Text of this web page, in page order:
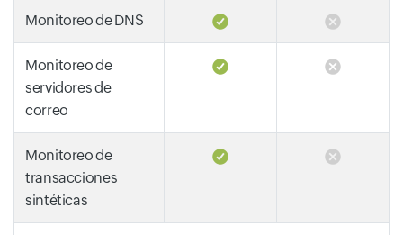
Monitoreo de DNS
Monitoreo de
servidores de
correo
Monitoreo de
transacciones
sintéticas